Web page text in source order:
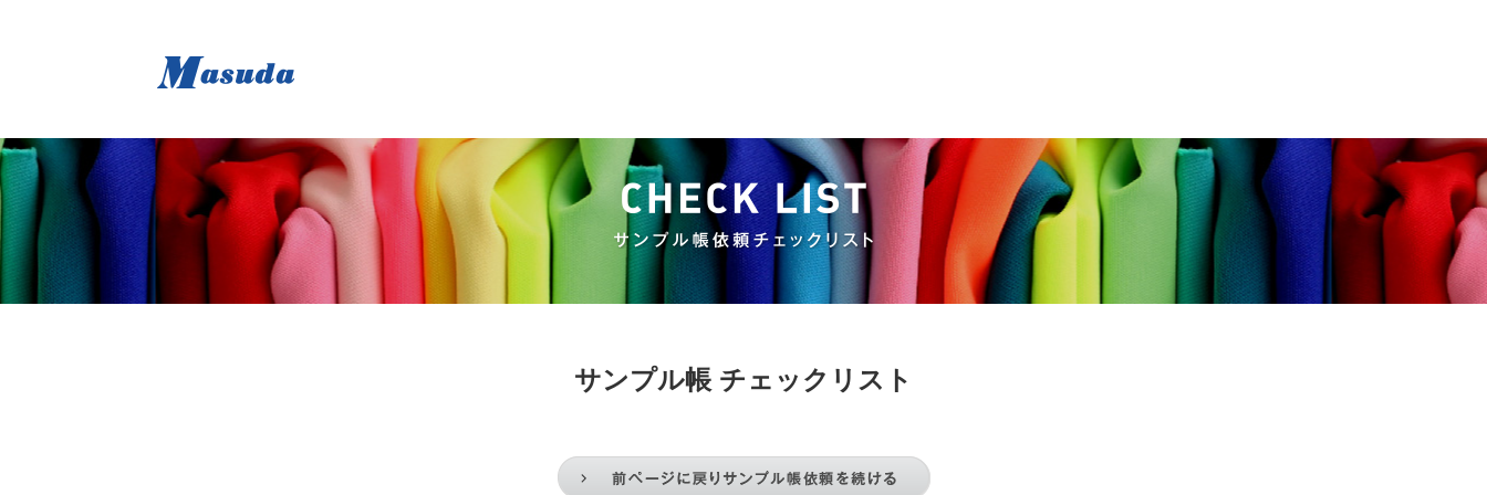
サンプル帳 チェックリスト